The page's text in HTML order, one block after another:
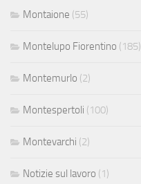
Montaione (55)
Montelupo Fiorentino (185)
Montemurlo (2)
Montespertoli (100)
Montevarchi (2)
Notizie sul lavoro (1)